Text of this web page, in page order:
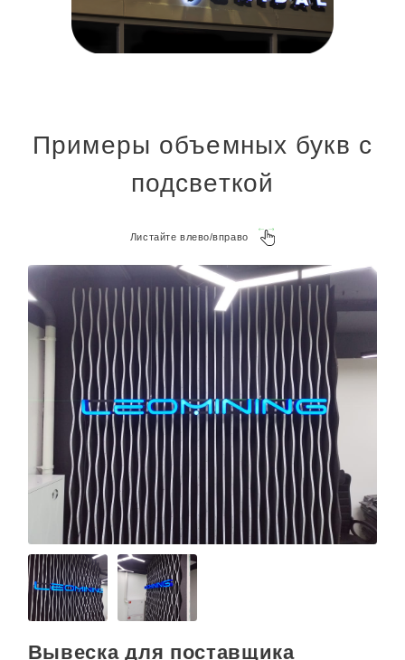
Примеры объемных букв с
подсветкой
Листайте влево/вправо
Вывеска для поставщика